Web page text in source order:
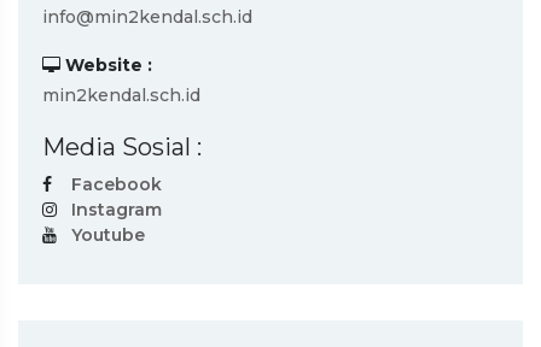
info@min2kendal.sch.id
Website :
min2kendal.sch.id
Media Sosial :
Facebook
Instagram
Youtube